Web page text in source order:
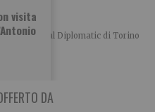
visita
convegno al Diplomatic di Torino
DA